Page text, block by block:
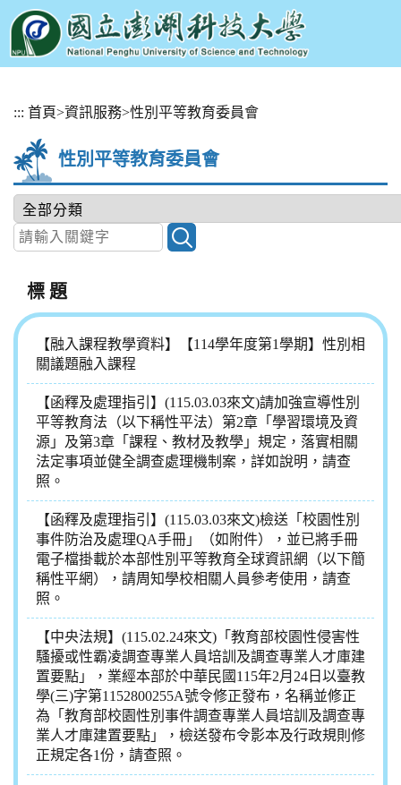
::: 首頁>資訊服務>性別平等教育委員會
性別平等教育委員會
標 題
【融入課程教學資料】【114學年度第1學期】性別相
關議題融入課程
【函釋及處理指引】(115.03.03來文)請加強宣導性別
平等教育法（以下稱性平法）第2章「學習環境及資
源」及第3章「課程、教材及教學」規定，落實相關
法定事項並健全調查處理機制案，詳如說明，請查
照。
【函釋及處理指引】(115.03.03來文)檢送「校園性別
事件防治及處理QA手冊」（如附件），並已將手冊
電子檔掛載於本部性別平等教育全球資訊網（以下簡
稱性平網），請周知學校相關人員參考使用，請查
照。
【中央法規】(115.02.24來文)「教育部校園性侵害性
騷擾或性霸凌調查專業人員培訓及調查專業人才庫建
置要點」，業經本部於中華民國115年2月24日以臺教
學(三)字第1152800255A號令修正發布，名稱並修正
為「教育部校園性別事件調查專業人員培訓及調查專
業人才庫建置要點」，檢送發布令影本及行政規則修
正規定各1份，請查照。